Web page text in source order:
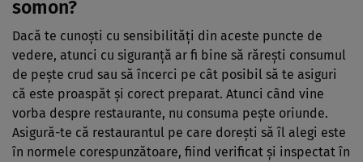
somon?
Dacă te cunoşti cu sensibilităţi din aceste puncte de
vedere, atunci cu siguranţă ar fi bine să răreşti consumul
de peşte crud sau să încerci pe cât posibil să te asiguri
că este proaspăt şi corect preparat. Atunci când vine
vorba despre restaurante, nu consuma peşte oriunde.
Asigură-te că restaurantul pe care doreşti să îl alegi este
în normele corespunzătoare, fiind verificat şi inspectat în